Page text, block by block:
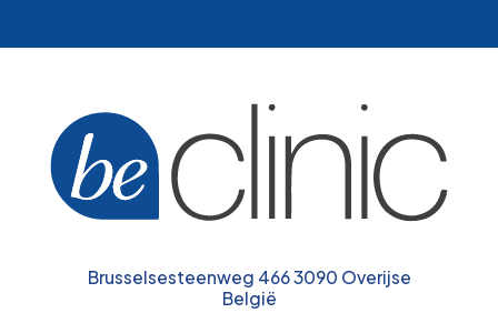
Brusselsesteenweg 466 3090 Overijse
België